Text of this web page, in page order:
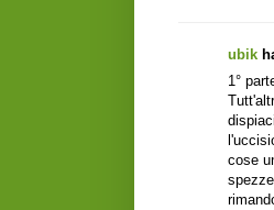
ubik
‎1°
cose